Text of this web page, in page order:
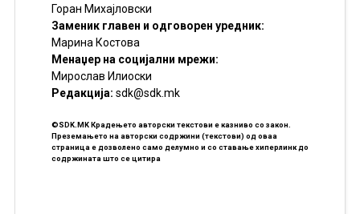
Горан Михајловски
Заменик главен и одговорен уредник:
Марина Костова
Менаџер на социјални мрежи:
Мирослав Илиоски
Редакцијa: sdk@sdk.mk
©SDK.MK Крадењето авторски текстови е казниво со закон.
Преземањето на авторски содржини (текстови) од оваа
страница е дозволено само делумно и со ставање хиперлинк до
содржината што се цитира